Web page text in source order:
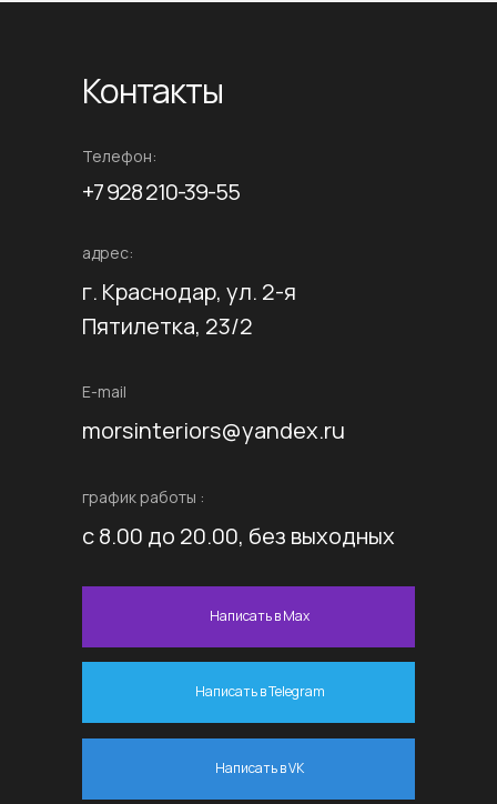
+7 928 210-39-55
Контакты
адрес:
г. Краснодар, ул. 2-я
Пятилетка, 23/2
график работы :
с 8.00 до 20.00, без выходных
E-mail
morsinteriors@yandex.ru
Телефон:
Написать в VK
Написать в Telegram
Написать в Max